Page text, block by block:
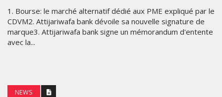
1. Bourse: le marché alternatif dédié aux PME expliqué par le
CDVM2. Attijariwafa bank dévoile sa nouvelle signature de
marque3. Attijariwafa bank signe un mémorandum d'entente
avec la...
NEWS